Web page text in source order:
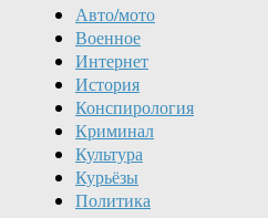
Авто/мото
Военное
Интернет
История
Конспирология
Криминал
Культура
Курьёзы
Политика